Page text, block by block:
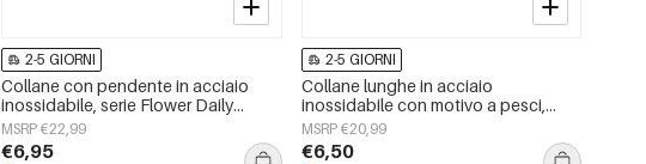
2-5 GIORNI
Collane con pendente in acciaio
inossidabile, serie Flower Daily
Simple, gioielli da donna
MSRP €22,99
€6,95
2-5 GIORNI
Collane lunghe in acciaio
inossidabile con motivo a pesci,
serie casual e semplice per tutti i
giorni, gioielli da donna
MSRP €20,99
€6,50